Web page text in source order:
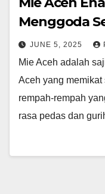
Menggoda
JUNE 5, 2025
Mie Aceh adalah
Aceh yang
rempah-rempah
rasa pedas dan